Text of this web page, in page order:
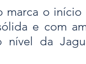
marca o
e com
da